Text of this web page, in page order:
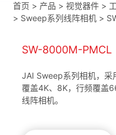
首页 > 产品 > 视觉器件 >
> Sweep系列线阵相机 >
SW-8000M-PMCL
JAI Sweep系列相机，采
覆盖4K、8K，行频覆盖
线阵相机。